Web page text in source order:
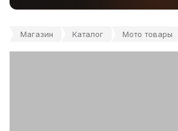
Магазин Каталог Мото товары